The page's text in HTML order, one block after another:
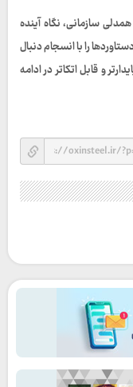
سازمانی، نگاه آینده‌
را با انسجام دنبال
و قابل اتکاتر در ادامه